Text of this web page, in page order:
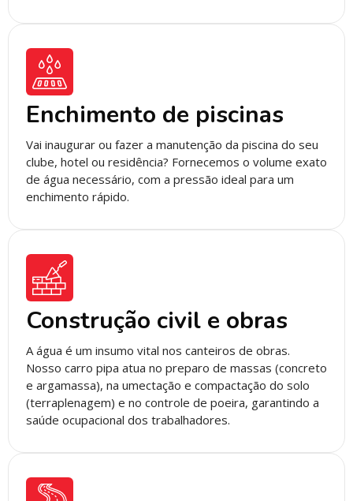
Enchimento de piscinas
Vai inaugurar ou fazer a manutenção da piscina do seu
clube, hotel ou residência? Fornecemos o volume exato
de água necessário, com a pressão ideal para um
enchimento rápido.
Construção civil e obras
A água é um insumo vital nos canteiros de obras.
Nosso carro pipa atua no preparo de massas (concreto
e argamassa), na umectação e compactação do solo
(terraplenagem) e no controle de poeira, garantindo a
saúde ocupacional dos trabalhadores.